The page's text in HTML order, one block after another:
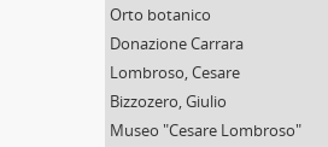
Orto botanico
Donazione Carrara
Lombroso, Cesare
Bizzozero, Giulio
Museo "Cesare Lombroso"